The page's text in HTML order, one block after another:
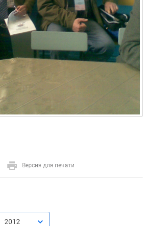
Версия для печати
2012